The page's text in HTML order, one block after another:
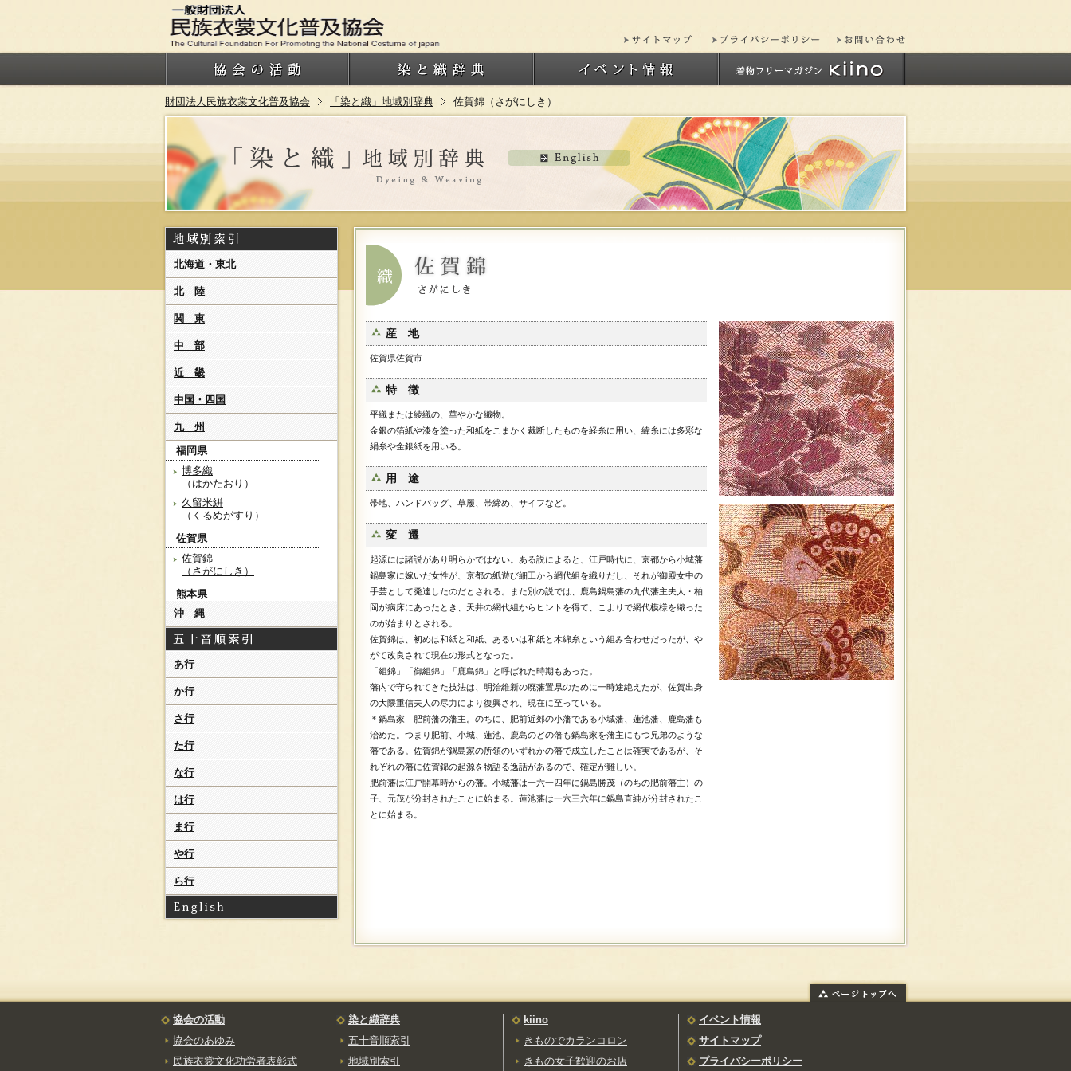
財団法人民族衣裳文化普及協会 「染と織」地域別辞典 佐賀錦（さがにしき）
産 地
佐賀県佐賀市
特 徴
平織または綾織の、華やかな織物。
金銀の箔紙や漆を塗った和紙をこまかく裁断したものを経糸に用い、緯糸には多彩な
絹糸や金銀紙を用いる。
用 途
帯地、ハンドバッグ、草履、帯締め、サイフなど。
変 遷
起源には諸説があり明らかではない。ある説によると、江戸時代に、京都から小城藩
鍋島家に嫁いだ女性が、京都の紙遊び細工から網代組を織りだし、それが御殿女中の
手芸として発達したのだとされる。また別の説では、鹿島鍋島藩の九代藩主夫人・柏
岡が病床にあったとき、天井の網代組からヒントを得て、こよりで網代模様を織った
のが始まりとされる。
佐賀錦は、初めは和紙と和紙、あるいは和紙と木綿糸という組み合わせだったが、や
がて改良されて現在の形式となった。
「組錦」「御組錦」「鹿島錦」と呼ばれた時期もあった。
藩内で守られてきた技法は、明治維新の廃藩置県のために一時途絶えたが、佐賀出身
の大隈重信夫人の尽力により復興され、現在に至っている。
＊鍋島家 肥前藩の藩主。のちに、肥前近郊の小藩である小城藩、蓮池藩、鹿島藩も
治めた。つまり肥前、小城、蓮池、鹿島のどの藩も鍋島家を藩主にもつ兄弟のような
藩である。佐賀錦が鍋島家の所領のいずれかの藩で成立したことは確実であるが、そ
れぞれの藩に佐賀錦の起源を物語る逸話があるので、確定が難しい。
肥前藩は江戸開幕時からの藩。小城藩は一六一四年に鍋島勝茂（のちの肥前藩主）の
子、元茂が分封されたことに始まる。蓮池藩は一六三六年に鍋島直純が分封されたこ
とに始まる。
北海道・東北
北 陸
関 東
中 部
近 畿
中国・四国
九 州
福岡県
博多織
（はかたおり）
久留米絣
（くるめがすり）
佐賀県
佐賀錦
（さがにしき）
熊本県
天草更紗
（あまくささらさ）
宮崎県
綾の手紬
鹿児島県
薩摩絣
（さつまがすり）
大島紬
（おおしまつむぎ）
沖 縄
あ行
か行
さ行
た行
な行
は行
ま行
や行
ら行
協会の活動
協会のあゆみ
民族衣裳文化功労者表彰式
染と織辞典
五十音順索引
地域別索引
kiino
きものでカランコロン
きもの女子歓迎のお店
イベント情報
サイトマップ
プライバシーポリシー